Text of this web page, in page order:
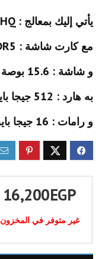
يأتي إليك بمعالج : Intel Core i7-6820HQ جيل سادس
مع كارت شاشة : Nvidia M1000 2GB GDDR5
و شاشة : 15.6 بوصة تاتش بدقة Ultra HD
به هارد : 512 جيجا بايت SSD M.2
و رامات : 16 جيجا بايت DDR4
16,200EGP
غير متوفر في المخزون